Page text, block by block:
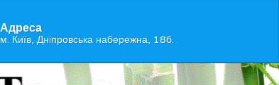
Адреса
м. Київ, Дніпровська набережна, 18б.